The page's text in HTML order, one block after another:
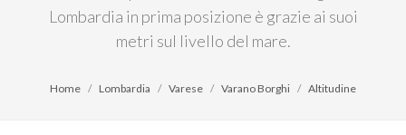
Lombardia in prima posizione è grazie ai suoi
metri sul livello del mare.
Home Lombardia Varese Varano Borghi Altitudine